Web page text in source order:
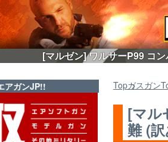
[マルゼン] ワルサーP99 コ
Topガスガン
[マル
難 (
アガンJP!!